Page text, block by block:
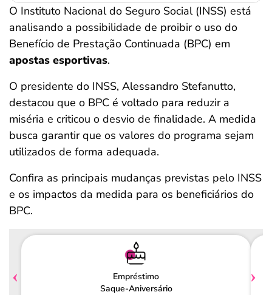
O Instituto Nacional do Seguro Social (INSS) está
analisando a possibilidade de proibir o uso do
Benefício de Prestação Continuada (BPC) em
apostas esportivas.
O presidente do INSS, Alessandro Stefanutto,
destacou que o BPC é voltado para reduzir a
miséria e criticou o desvio de finalidade. A medida
busca garantir que os valores do programa sejam
utilizados de forma adequada.
Confira as principais mudanças previstas pelo INSS
e os impactos da medida para os beneficiários do
BPC.
Empréstimo
Saque-Aniversário